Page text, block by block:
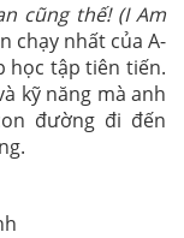
cũng thế! (I Am
chạy nhất của A-
học tập tiên tiến.
kỹ năng mà anh
đường đi đến